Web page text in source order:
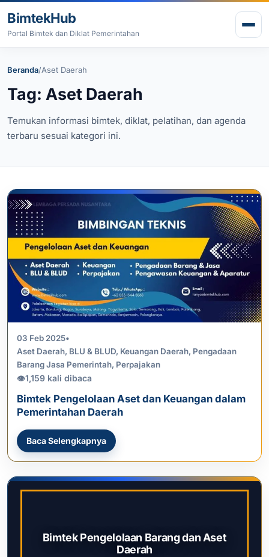
BimtekHub
Portal Bimtek dan Diklat Pemerintahan
Beranda/Aset Daerah
Tag: Aset Daerah
Temukan informasi bimtek, diklat, pelatihan, dan agenda
terbaru sesuai kategori ini.
03 Feb 2025•
Aset Daerah, BLU & BLUD, Keuangan Daerah, Pengadaan
Barang Jasa Pemerintah, Perpajakan
👁1,159 kali dibaca
Bimtek Pengelolaan Aset dan Keuangan dalam
Pemerintahan Daerah
Baca Selengkapnya
Bimtek Pengelolaan Barang dan Aset
Daerah